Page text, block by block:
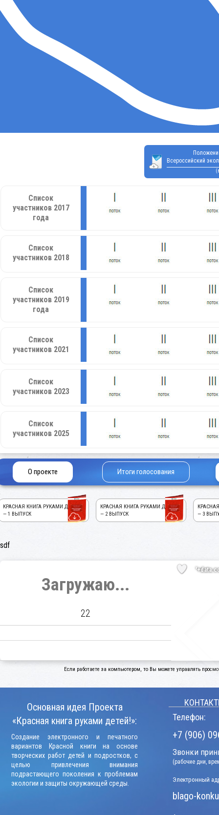
Всероссийский
Список
участников 2017
года
Список
участников 2018
Список
участников 2019
года
Список
участников 2021
Список
участников 2023
Список
участников 2025
О проекте Итоги голосования
КРАСНАЯ КНИГА РУКАМИ ДЕТЕЙ!
— 1 ВЫПУСК
КРАСНАЯ КНИГА РУКАМИ ДЕТЕЙ!
— 2 ВЫПУСК
— 3
sdf
Загружаю...
22
Если работаете за компьютером, то Вы можете управлять
Основная идея Проекта
«Красная книга руками детей!»:
Создание электронного и печатного
вариантов Красной книги на основе
творческих работ детей и подростков, с
целью привлечения внимания
подрастающего поколения к проблемам
экологии и защиты окружающей среды.
Телефон:
+7 (906)
Звонки
(рабочие дни,
Электронный
blago-